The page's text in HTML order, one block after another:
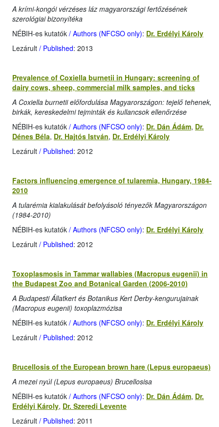
A krími-kongói vérzéses láz magyarországi fertőzésének
szerológiai bizonyítéka
NÉBIH-es kutatók / Authors (NFCSO only): Dr. Erdélyi Károly
Lezárult / Published: 2013
Prevalence of Coxiella burnetii in Hungary: screening of
dairy cows, sheep, commercial milk samples, and ticks
A Coxiella burnetii előfordulása Magyarországon: tejelő tehenek,
birkák, kereskedelmi tejminták és kullancsok ellenőrzése
NÉBIH-es kutatók / Authors (NFCSO only): Dr. Dán Ádám, Dr.
Dénes Béla, Dr. Hajtós István, Dr. Erdélyi Károly
Lezárult / Published: 2012
Factors influencing emergence of tularemia, Hungary, 1984-
2010
A tularémia kialakulását befolyásoló tényezők Magyarországon
(1984-2010)
NÉBIH-es kutatók / Authors (NFCSO only): Dr. Erdélyi Károly
Lezárult / Published: 2012
Toxoplasmosis in Tammar wallabies (Macropus eugenii) in
the Budapest Zoo and Botanical Garden (2006-2010)
A Budapesti Állatkert és Botanikus Kert Derby-kengurujainak
(Macropus eugenii) toxoplazmózisa
NÉBIH-es kutatók / Authors (NFCSO only): Dr. Erdélyi Károly
Lezárult / Published: 2012
Brucellosis of the European brown hare (Lepus europaeus)
A mezei nyúl (Lepus europaeus) Brucellosisa
NÉBIH-es kutatók / Authors (NFCSO only): Dr. Dán Ádám, Dr.
Erdélyi Károly, Dr. Szeredi Levente
Lezárult / Published: 2011